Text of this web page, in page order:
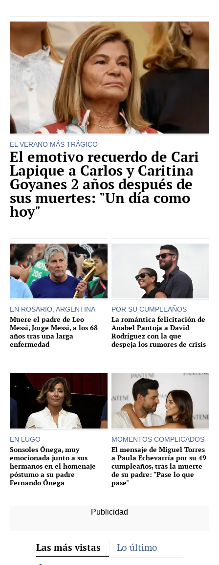
EL VERANO MÁS TRÁGICO
El emotivo recuerdo de Cari
Lapique a Carlos y Caritina
Goyanes 2 años después de
sus muertes: "Un día como
hoy"
EN ROSARIO, ARGENTINA
Muere el padre de Leo
Messi, Jorge Messi, a los 68
años tras una larga
enfermedad
POR SU CUMPLEAÑOS
La romántica felicitación de
Anabel Pantoja a David
Rodríguez con la que
despeja los rumores de crisis
EN LUGO
Sonsoles Ónega, muy
emocionada junto a sus
hermanos en el homenaje
póstumo a su padre
Fernando Ónega
MOMENTOS COMPLICADOS
El mensaje de Miguel Torres
a Paula Echevarría por su 49
cumpleaños, tras la muerte
de su padre: "Pase lo que
pase"
Las más vistas Lo último